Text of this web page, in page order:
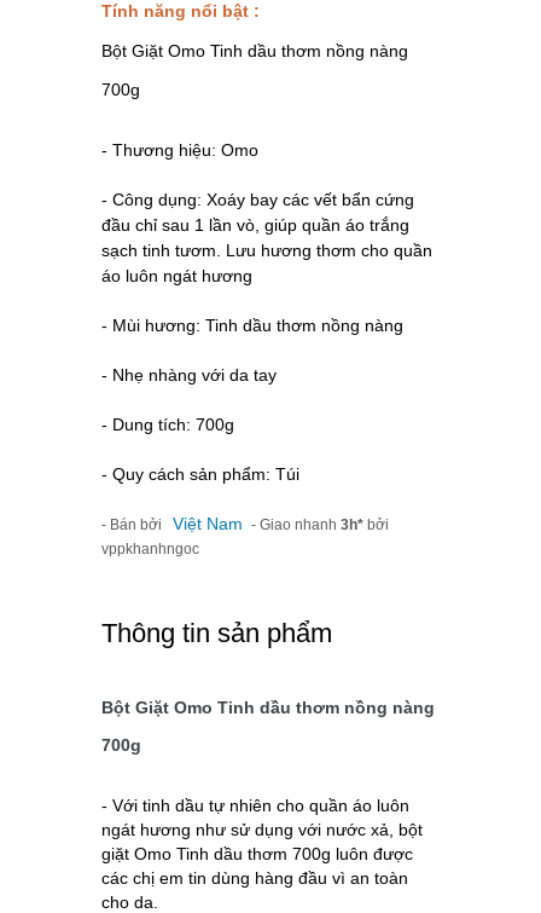
Tính năng nổi bật :
Bột Giặt Omo Tinh dầu thơm nồng nàng
700g
- Thương hiệu: Omo
- Công dụng: Xoáy bay các vết bẩn cứng
đầu chỉ sau 1 lần vò, giúp quần áo trắng
sạch tinh tươm. Lưu hương thơm cho quần
áo luôn ngát hương
- Mùi hương: Tinh dầu thơm nồng nàng
- Nhẹ nhàng với da tay
- Dung tích: 700g
- Quy cách sản phẩm: Túi
- Bán bởi Việt Nam - Giao nhanh 3h* bởi
vppkhanhngoc
Thông tin sản phẩm
Bột Giặt Omo Tinh dầu thơm nồng nàng
700g
- Với tinh dầu tự nhiên cho quần áo luôn
ngát hương như sử dụng với nước xả, bột
giặt Omo Tinh dầu thơm 700g luôn được
các chị em tin dùng hàng đầu vì an toàn
cho da.